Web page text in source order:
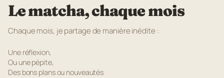
Le matcha, chaque mois
Chaque mois, je partage de manière inédite :
Une réflexion,
Ou une pépite,
Des bons plans ou nouveautés